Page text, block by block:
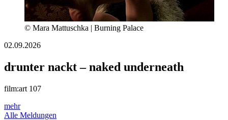
© Mara Mattuschka | Burning Palace
02.09.2026
drunter nackt – naked underneath
film:art 107
mehr
Alle Meldungen